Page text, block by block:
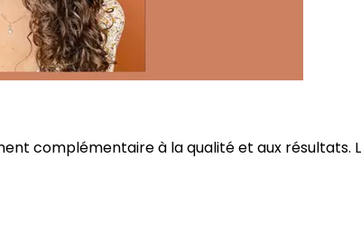
complémentaire à la qualité et aux résultats.